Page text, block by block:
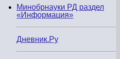
органов
государственного
(надзора)
образования,
Минобрнауки РД раздел
«Информация»
Дневник.Ру